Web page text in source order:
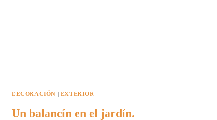
DECORACIÓN EXTERIOR
Un balancín en el jardín.